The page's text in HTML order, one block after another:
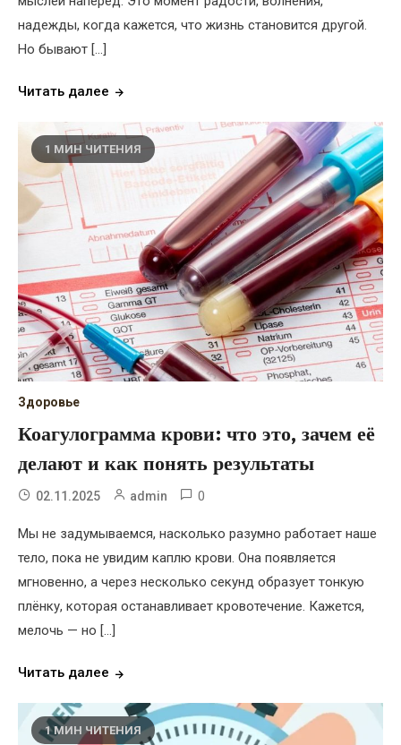
надежды, когда кажется, что жизнь становится другой.
Но бывают […]
Читать далее
1 МИН ЧИТЕНИЯ
Здоровье
Коагулограмма крови: что это, зачем её
делают и как понять результаты
02.11.2025 admin 0
Мы не задумываемся, насколько разумно работает наше
тело, пока не увидим каплю крови. Она появляется
мгновенно, а через несколько секунд образует тонкую
плёнку, которая останавливает кровотечение. Кажется,
мелочь — но […]
Читать далее
1 МИН ЧИТЕНИЯ